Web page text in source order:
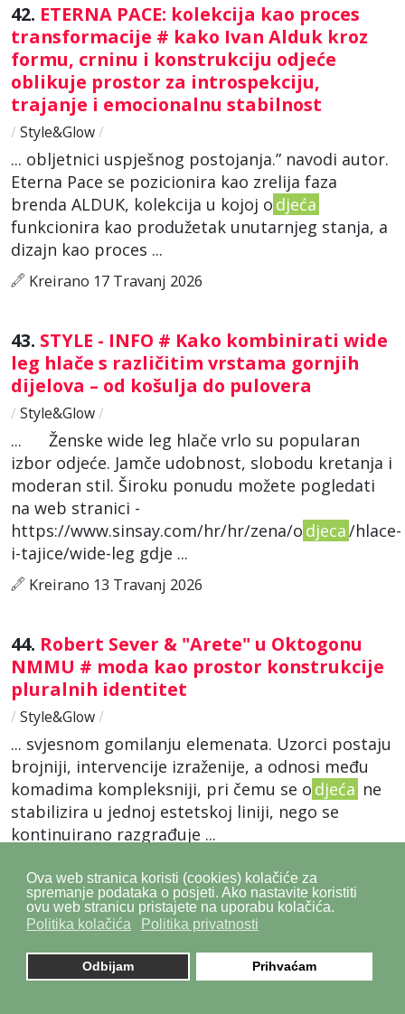
Ova web stranica koristi (cookies) kolačiće za
spremanje podataka o posjeti. Ako nastavite koristiti
ovu web stranicu pristajete na uporabu kolačića.
Politika kolačića
Politika privatnosti
Odbijam Prihvaćam
42. ETERNA PACE: kolekcija kao proces
transformacije # kako Ivan Alduk kroz
formu, crninu i konstrukciju odjeće
oblikuje prostor za introspekciju,
trajanje i emocionalnu stabilnost
/ Style&Glow/
... obljetnici uspješnog postojanja.” navodi autor.
Eterna Pace se pozicionira kao zrelija faza
brenda ALDUK, kolekcija u kojoj o djeća
funkcionira kao produžetak unutarnjeg stanja, a
dizajn kao proces ...
Kreirano 17 Travanj 2026
43. STYLE - INFO # Kako kombinirati wide
leg hlače s različitim vrstama gornjih
dijelova – od košulja do pulovera
/ Style&Glow/
... Ženske wide leg hlače vrlo su popularan
izbor odjeće. Jamče udobnost, slobodu kretanja i
moderan stil. Široku ponudu možete pogledati
na web stranici -
https://www.sinsay.com/hr/hr/zena/o djeca/hlace-
i-tajice/wide-leg gdje ...
Kreirano 13 Travanj 2026
44. Robert Sever & "Arete" u Oktogonu
NMMU # moda kao prostor konstrukcije
pluralnih identitet
/ Style&Glow/
... svjesnom gomilanju elemenata. Uzorci postaju
brojniji, intervencije izraženije, a odnosi među
komadima kompleksniji, pri čemu se o djeća ne
stabilizira u jednoj estetskoj liniji, nego se
kontinuirano razgrađuje ...
45.Modna revija „Moja maturalna večer“
u nedjelju u HNK-u: projekt koji
maturantima bez odgovarajuće